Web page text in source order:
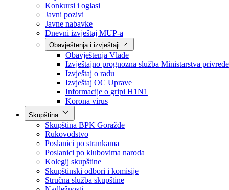
Sve vijesti
Izdvojeno
Najave
Konkursi i oglasi
Javni pozivi
Javne nabavke
Dnevni izvještaj MUP-a
Obavještenja i izvještaji
Obavještenja Vlade
Izvještajno prognozna služba Ministarstva privrede
Izvještaj o radu
Izvještaj OC Uprave
Informacije o gripi H1N1
Korona virus
Skupština
Skupština BPK Goražde
Rukovodstvo
Poslanici po strankama
Poslanici po klubovima naroda